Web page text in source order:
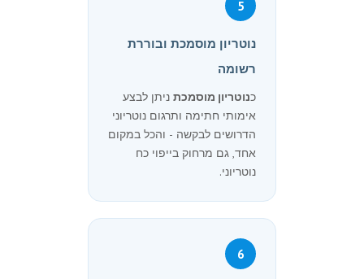
5
נוטריון מוסמכת ובוררת
רשומה
כנוטריון מוסמכת ניתן לבצע
אימותי חתימה ותרגום נוטריוני
הדרושים לבקשה - והכל במקום
אחד, גם מרחוק בייפוי כח
נוטריוני.
6